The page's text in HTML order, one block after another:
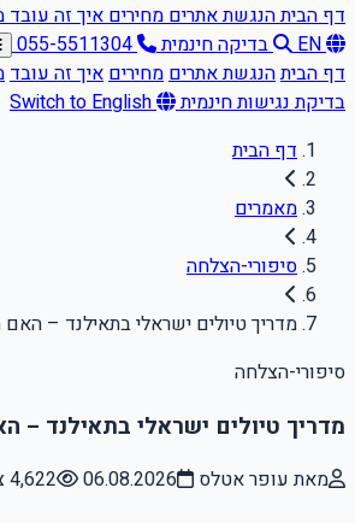
דף הביתהנגשת אתריםמחיריםאיך זה עובד
EN
בדיקה חינמית
055-5511304
דף הביתהנגשת אתריםמחיריםאיך זה עובד
בדיקת נגישות חינמית
Switch to English
דף הבית
מאמרים
סיפורי-הצלחה
מדריך טיולים ישראלי בתאילנד – האם
סיפורי-הצלחה
מדריך טיולים ישראלי בתאילנד –
מאת עופר אטלס 06.08.2026 4,622 צפיות